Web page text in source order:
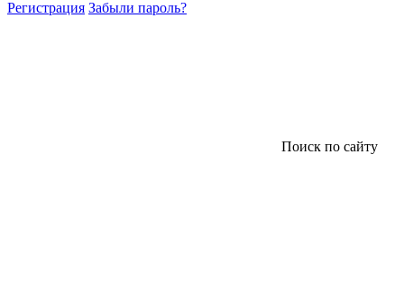
Регистрация Забыли пароль?
Поиск по сайту